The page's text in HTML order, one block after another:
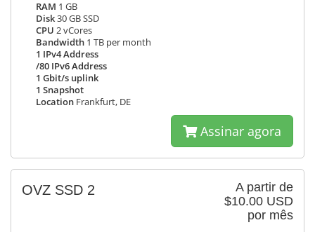
RAM 1 GB
Disk30 GB SSD
CPU 2 vCores
Bandwidth 1 TB per month
1 IPv4 Address
/80 IPv6 Address
1 Gbit/s uplink
1 Snapshot
Location Frankfurt, DE
Assinar agora
A partir de
$10.00 USD
por mês
OVZ SSD 2